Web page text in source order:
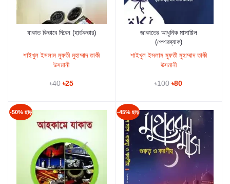
কার্টে যুক্ত করুন
যাকাত কিভাবে দিবেন (হার্ডকভার)
শাইখুল ইসলাম মুফতী মুহাম্মাদ তাকী
উসমানী
৳40 ৳25
কার্টে যুক্ত করুন
জাকাতের আধুনিক মাসায়িল
(পেপারব্যাক)
শাইখুল ইসলাম মুফতী মুহাম্মাদ তাকী
উসমানী
৳100 ৳80
-50% ছাড় -45% ছাড়